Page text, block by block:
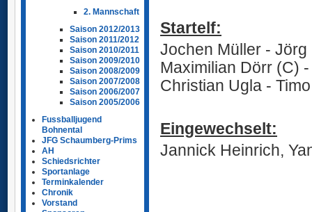
2. Mannschaft
Saison 2012/2013
Saison 2011/2012
Saison 2010/2011
Saison 2009/2010
Saison 2008/2009
Saison 2007/2008
Saison 2006/2007
Saison 2005/2006
Fussballjugend
Bohnental
JFG Schaumberg-Prims
AH
Schiedsrichter
Sportanlage
Terminkalender
Chronik
Vorstand
Startelf:
Jochen Müller -
Maximilian Dörr (C)
Christian Ugla -
Eingewechselt:
Jannick Heinrich,